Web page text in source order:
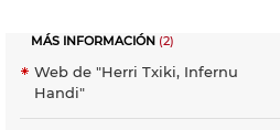
MÁS INFORMACIÓN (2)
Web de "Herri Txiki, Infernu
Handi"